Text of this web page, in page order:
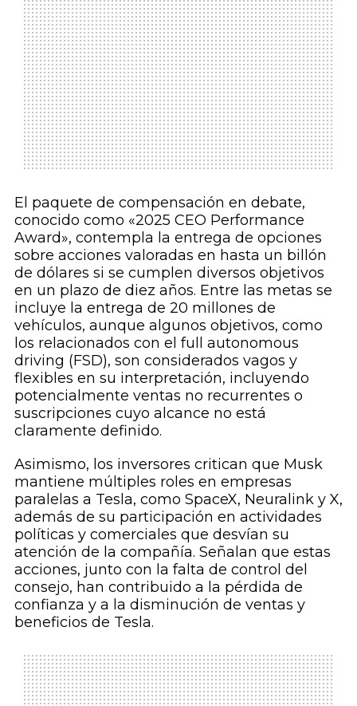
El paquete de compensación en debate,
conocido como «2025 CEO Performance
Award», contempla la entrega de opciones
sobre acciones valoradas en hasta un billón
de dólares si se cumplen diversos objetivos
en un plazo de diez años. Entre las metas se
incluye la entrega de 20 millones de
vehículos, aunque algunos objetivos, como
los relacionados con el full autonomous
driving (FSD), son considerados vagos y
flexibles en su interpretación, incluyendo
potencialmente ventas no recurrentes o
suscripciones cuyo alcance no está
claramente definido.
Asimismo, los inversores critican que Musk
mantiene múltiples roles en empresas
paralelas a Tesla, como SpaceX, Neuralink y X,
además de su participación en actividades
políticas y comerciales que desvían su
atención de la compañía. Señalan que estas
acciones, junto con la falta de control del
consejo, han contribuido a la pérdida de
confianza y a la disminución de ventas y
beneficios de Tesla.